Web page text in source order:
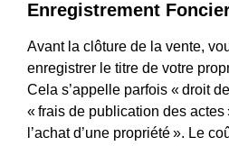
Enregistrement
Avant la clôture de la vente,
enregistrer le titre de votre
Cela s’appelle parfois « droit
« frais de publication des actes
l’achat d’une propriété ». Le